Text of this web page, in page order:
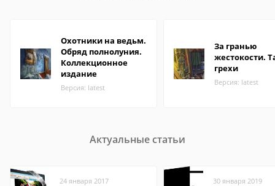
Охотники на ведьм.
Обряд полнолуния.
Коллекционное
издание
Версия: latest
За гранью
жестокости.
грехи
Версия: latest
Актуальные статьи
24 января 2017 30 января 2019